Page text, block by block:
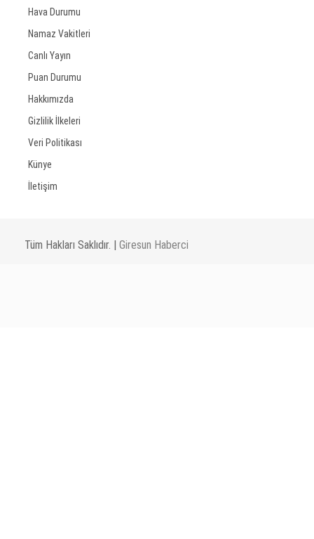
Hava Durumu
Namaz Vakitleri
Canlı Yayın
Puan Durumu
Hakkımızda
Gizlilik İlkeleri
Veri Politikası
Künye
İletişim
Tüm Hakları Saklıdır. | Giresun Haberci